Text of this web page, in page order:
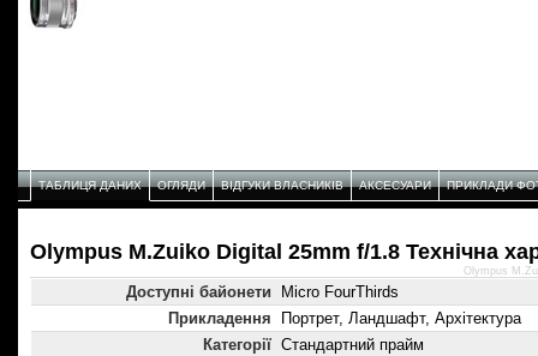
ТАБЛИЦЯ ДАНИХ ОГЛЯДИ ВІДГУКИ ВЛАСНИКІВ АКСЕСУАРИ ПРИКЛАДИ
Olympus M.Zuiko Digital 25mm f/1.8 Технічнa
Доступні байонети
Micro FourThirds
Прикладення
Портрет, Ландшафт, Архітектура
Категорії Стандартний прайм
Olympus